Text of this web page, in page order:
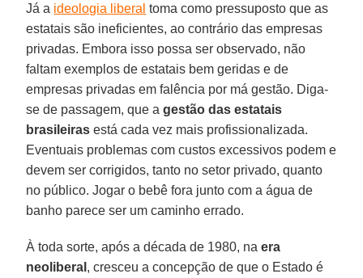
Já a ideologia liberal toma como pressuposto que as
estatais são ineficientes, ao contrário das empresas
privadas. Embora isso possa ser observado, não
faltam exemplos de estatais bem geridas e de
empresas privadas em falência por má gestão. Diga-
se de passagem, que agestão das estatais
brasileiras está cada vez mais profissionalizada.
Eventuais problemas com custos excessivos podem e
devem ser corrigidos, tanto no setor privado, quanto
no público. Jogar o bebê fora junto com a água de
banho parece ser um caminho errado.
À toda sorte, após a década de 1980, naera
neoliberal , cresceu a concepção de que o Estado é